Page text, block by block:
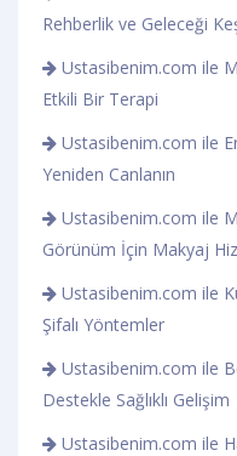
Rehberlik ve Geleceği
Ustasibenim.com ile
Etkili Bir Terapi
Ustasibenim.com ile
Yeniden Canlanın
Ustasibenim.com ile
Görünüm İçin Makyaj
Ustasibenim.com ile
Şifalı Yöntemler
Ustasibenim.com ile
Destekle Sağlıklı Gelişim
Ustasibenim.com ile